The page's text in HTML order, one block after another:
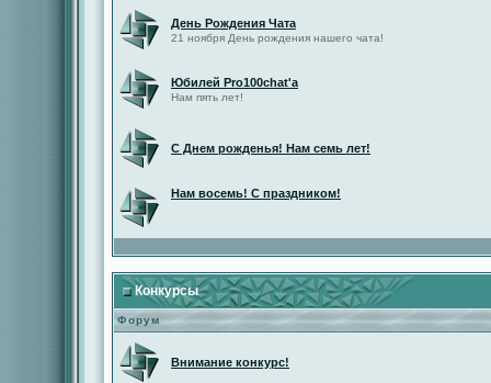
День Рождения Чата
21 ноября День рождения нашего чата!
Юбилей Pro100chat'а
Нам пять лет!
С Днем рожденья! Нам семь лет!
Нам восемь! С праздником!
Конкурсы
Форум
Внимание конкурс!